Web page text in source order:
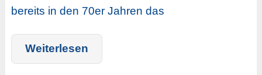
bereits in den 70er Jahren das
Weiterlesen